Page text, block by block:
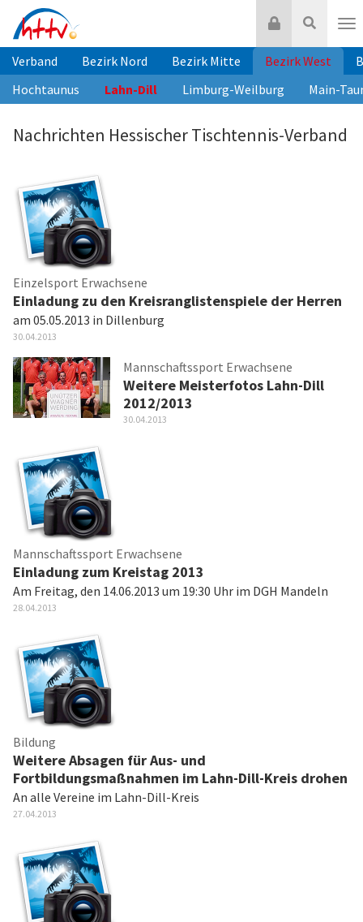
Inhalt
springen
Suche
Login
Verband Bezirk Nord Bezirk Mitte Bezirk West
Hochtaunus
Lahn-Dill Limburg-Weilburg Main-
Nachrichten Hessischer Tischtennis-Verband
Einzelsport Erwachsene
Einladung zu den Kreisranglistenspiele der Herren
am 05.05.2013 in Dillenburg
30.04.2013
Mannschaftssport Erwachsene
Weitere Meisterfotos Lahn-Dill
2012/2013
30.04.2013
Mannschaftssport Erwachsene
Einladung zum Kreistag 2013
Am Freitag, den 14.06.2013 um 19:30 Uhr im DGH Mandeln
28.04.2013
Bildung
Weitere Absagen für Aus- und
Fortbildungsmaßnahmen im Lahn-Dill-Kreis drohen
An alle Vereine im Lahn-Dill-Kreis
27.04.2013